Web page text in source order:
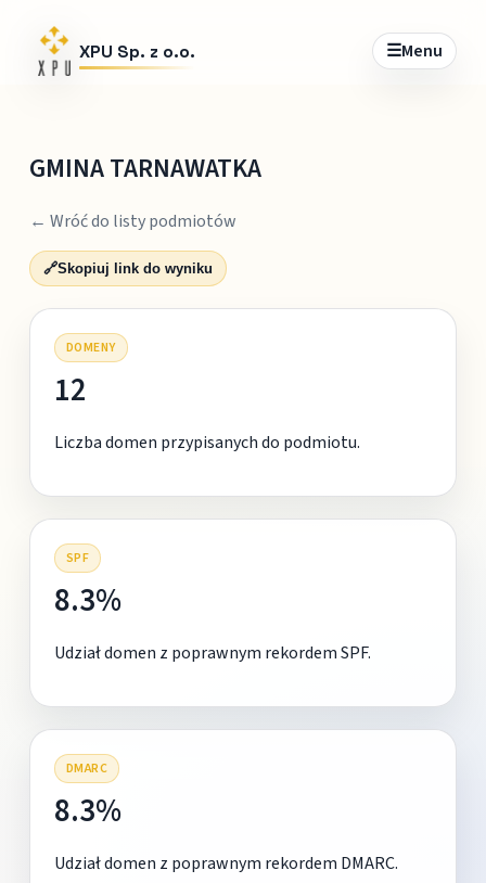
XPU Sp. z o.o. ☰Menu
GMINA TARNAWATKA
← Wróć do listy podmiotów
🔗Skopiuj link do wyniku
DOMENY
12
Liczba domen przypisanych do podmiotu.
SPF
8.3%
Udział domen z poprawnym rekordem SPF.
DMARC
8.3%
Udział domen z poprawnym rekordem DMARC.